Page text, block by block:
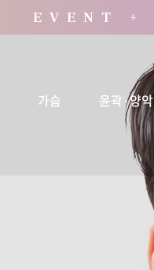
가슴 윤곽·양악
E V E N T +